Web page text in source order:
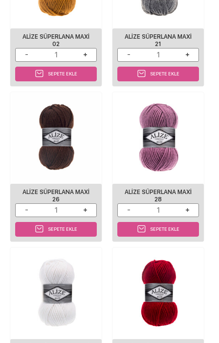
ALİZE SÜPERLANA MAXİ
02
SEPETE EKLE
ALİZE SÜPERLANA MAXİ
21
SEPETE EKLE
ALİZE SÜPERLANA MAXİ
26
SEPETE EKLE
ALİZE SÜPERLANA MAXİ
28
SEPETE EKLE